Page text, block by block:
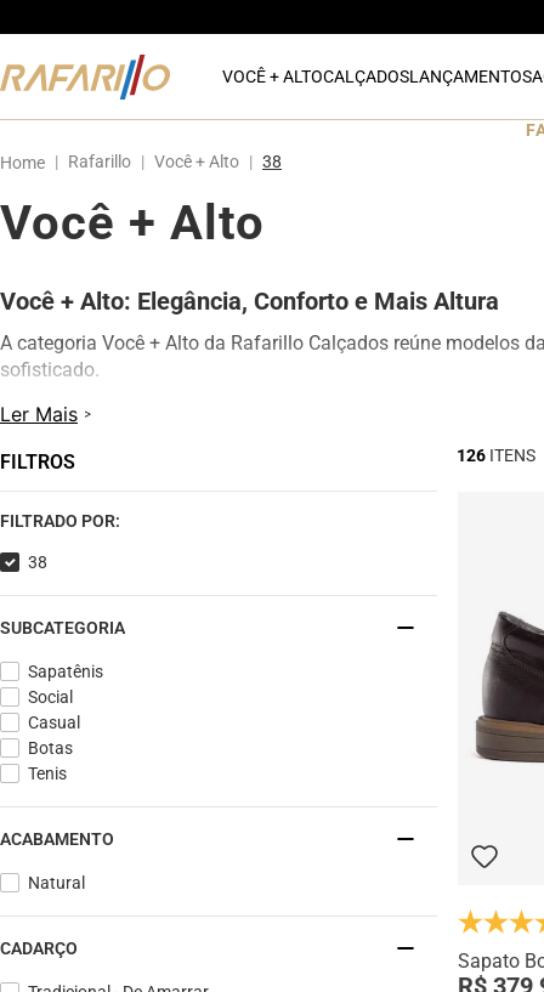
VOCÊ + ALTOCALÇADOSLANÇAMENTOS
Rafarillo Você + Alto 38
Você + Alto
Você + Alto: Elegância, Conforto e Mais Altura
A categoria Você + Alto da Rafarillo Calçados reúne modelos
sofisticado.
Os calçados contam com elevação interna de até 7 cm,
Na categoria Você + Alto, você encontra sapatos sociais,
qualquer momento do dia.
Ler Mais
FILTROS
FILTRADO POR:
38
SUBCATEGORIA
Sapatênis
Social
Casual
Botas
Tenis
ACABAMENTO
Natural
CADARÇO
126
Sapato
R$